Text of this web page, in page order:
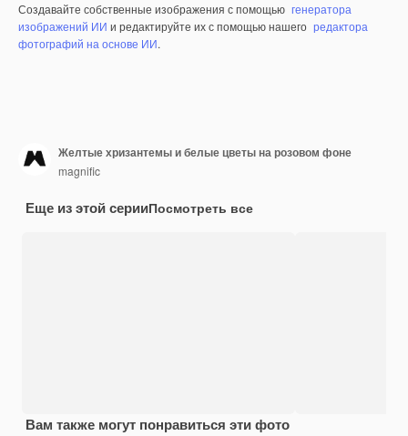
Создавайте собственные изображения с помощью генератора
изображений ИИ и редактируйте их с помощью нашего редактора
фотографий на основе ИИ.
Желтые хризантемы и белые цветы на розовом фоне
magnific
Еще из этой серииПосмотреть все
Вам также могут понравиться эти фото